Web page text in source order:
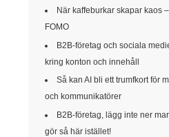
När kaffeburkar skapar kaos
FOMO
B2B-företag och sociala
kring konton och innehåll
Så kan AI bli ett trumfkort för
och kommunikatörer
B2B-företag, lägg inte ner
gör så här istället!